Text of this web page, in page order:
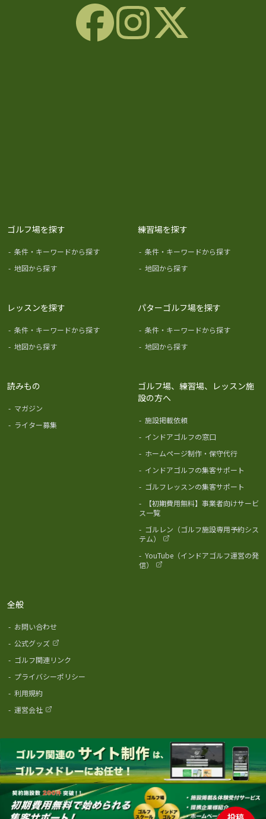
ゴルフ場を探す
- 条件・キーワードから探す
- 地図から探す
練習場を探す
- 条件・キーワードから探す
- 地図から探す
レッスンを探す
- 条件・キーワードから探す
- 地図から探す
パターゴルフ場を探す
- 条件・キーワードから探す
- 地図から探す
読みもの
- マガジン
- ライター募集
ゴルフ場、練習場、レッスン施
設の方へ
- 施設掲載依頼
- インドアゴルフの窓口
- ホームページ制作・保守代行
- インドアゴルフの集客サポート
- ゴルフレッスンの集客サポート
-
【初期費用無料】事業者向けサービ
ス一覧
- ゴルレン（ゴルフ施設専用予約シス
テム）
- YouTube（インドアゴルフ運営の発
信）
全般
- お問い合わせ
- 公式グッズ
- ゴルフ関連リンク
- プライバシーポリシー
- 利用規約
- 運営会社